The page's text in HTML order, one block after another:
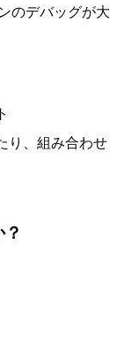
のデバッグが大
り、組み合わせ